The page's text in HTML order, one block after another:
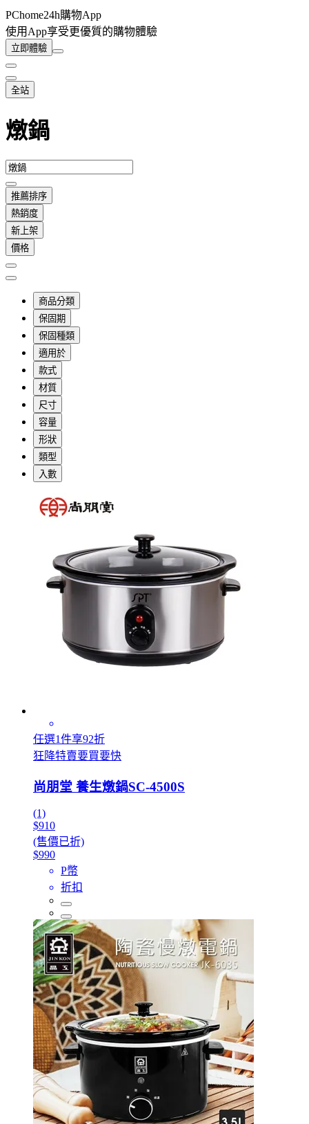
PChome24h購物App
使用App享受更優質的購物體驗
立即體驗
全站
燉鍋
推薦排序
熱銷度
新上架
價格
商品分類
保固期
保固種類
適用於
款式
材質
尺寸
容量
形狀
類型
入數
任選1件享92折
狂降特賣要買要快
尚朋堂 養生燉鍋SC-4500S
(1)
$910
(售價已折)
$990
P幣
折扣